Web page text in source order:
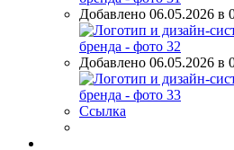
Добавлено 06.05.2026 в
Добавлено 06.05.2026 в
Ссылка